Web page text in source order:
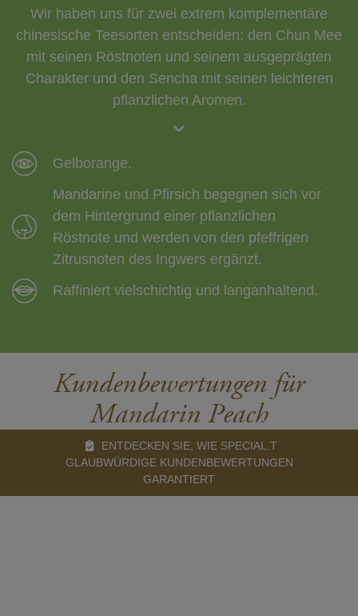
Wir haben uns für zwei extrem komplementäre
chinesische Teesorten entscheiden: den Chun Mee
mit seinen Röstnoten und seinem ausgeprägten
Charakter und den Sencha mit seinen leichteren
pflanzlichen Aromen.
Gelborange.
Mandarine und Pfirsich begegnen sich vor
dem Hintergrund einer pflanzlichen
Röstnote und werden von den pfeffrigen
Zitrusnoten des Ingwers ergänzt.
Raffiniert vielschichtig und langanhaltend.
Kundenbewertungen für
Mandarin Peach
ENTDECKEN SIE, WIE SPECIAL.T
GLAUBWÜRDIGE KUNDENBEWERTUNGEN
GARANTIERT